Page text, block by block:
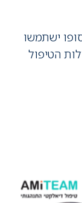
ישתמשו
הטיפול